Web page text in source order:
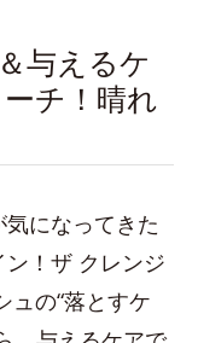
与えるケ
チ！晴れ
になってきた
！ザ クレンジ
ュの“落とすケ